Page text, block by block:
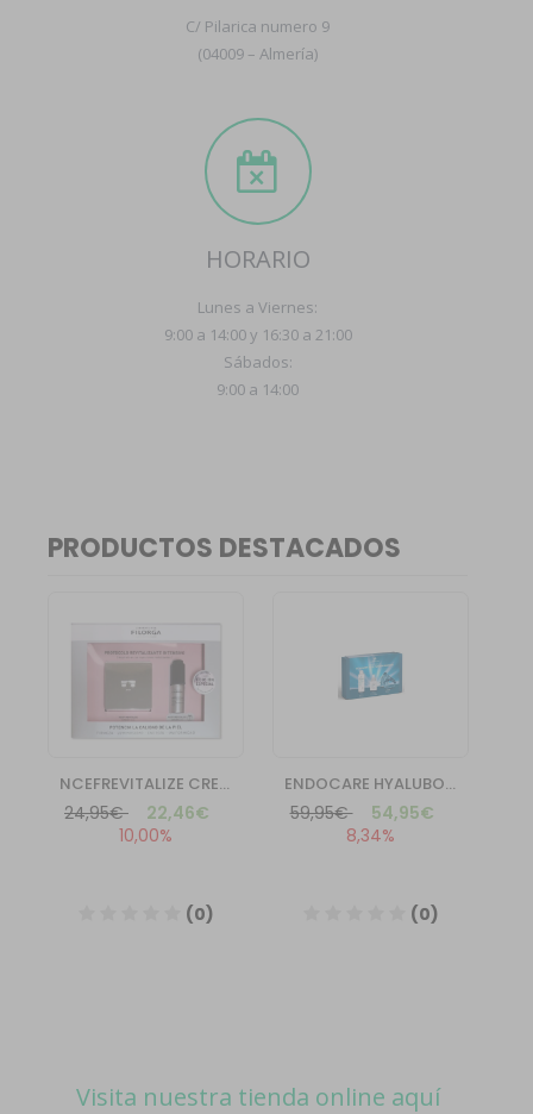
C/ Pilarica numero 9
(04009 – Almería)
HORARIO
Lunes a Viernes:
9:00 a 14:00 y 16:30 a 21:00
Sábados:
9:00 a 14:00
Visita nuestra tienda online aquí